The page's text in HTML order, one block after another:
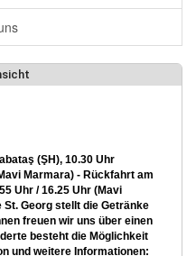
(ŞH), 10.30 Uhr
Marmara) - Rückfahrt am
Uhr / 16.25 Uhr (Mavi
St. Georg stellt die Getränke
freuen wir uns über einen
besteht die Möglichkeit
und weitere Informationen: